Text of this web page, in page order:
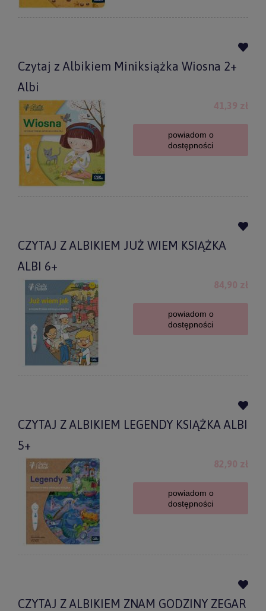
Czytaj z Albikiem Miniksiążka Wiosna 2+
Albi
41,39 zł
powiadom o
dostępności
CZYTAJ Z ALBIKIEM JUŻ WIEM KSIĄŻKA
ALBI 6+
84,90 zł
powiadom o
dostępności
CZYTAJ Z ALBIKIEM LEGENDY KSIĄŻKA ALBI
5+
82,90 zł
powiadom o
dostępności
CZYTAJ Z ALBIKIEM ZNAM GODZINY ZEGAR